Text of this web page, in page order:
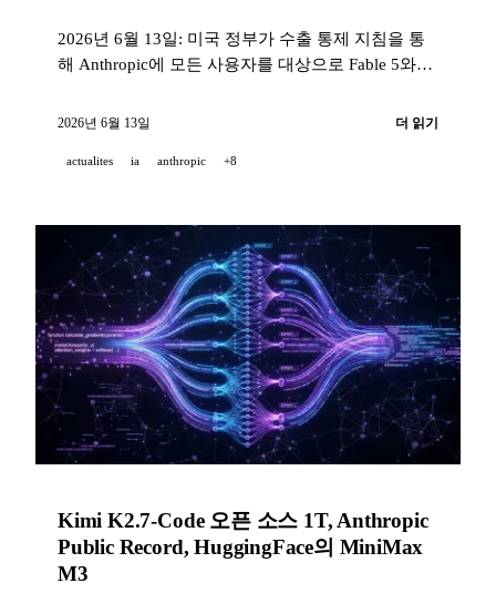
2026년 6월 13일: 미국 정부가 수출 통제 지침을 통
해 Anthropic에 모든 사용자를 대상으로 Fable 5와
AgentPerf에서 메가와트당 에이전트 수가 20배 더 많
요금제로 확장한다.
2026년 6월 13일 더 읽기
actualites ia anthropic +8
Kimi K2.7-Code 오픈 소스 1T, Anthropic
Public Record, HuggingFace의 MiniMax
M3